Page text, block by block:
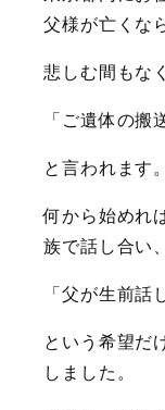
父様が亡くな
悲しむ間もな
「ご遺体の搬
と言われます。
何から始めれ
族で話し合い、
「父が生前話
という希望だ
しました。